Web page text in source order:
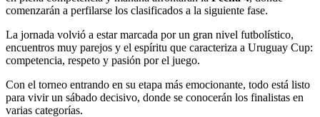
comenzarán a perfilarse los clasificados a la siguiente fase.
La jornada volvió a estar marcada por un gran nivel futbolístico,
encuentros muy parejos y el espíritu que caracteriza a Uruguay Cup:
competencia, respeto y pasión por el juego.
Con el torneo entrando en su etapa más emocionante, todo está listo
para vivir un sábado decisivo, donde se conocerán los finalistas en
varias categorías.